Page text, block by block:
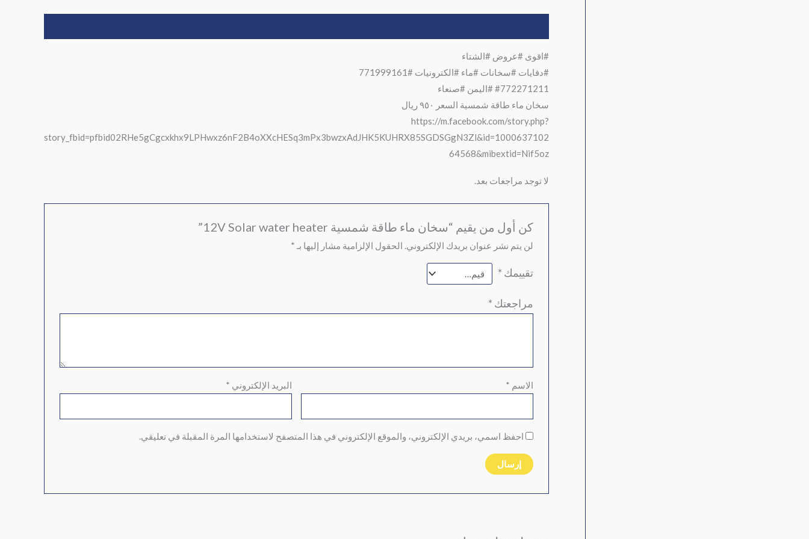
#اقوى #عروض #الشتاء
#دفايات #سخانات #ماء #الكترونيات #771999161
#772271211 #اليمن #صنعاء
سخان ماء طاقة شمسية السعر ٩٥٠ ريال
https://m.facebook.com/story.php?
story_fbid=pfbid02RHe5gCgcxkhx9LPHwxz6nF2B4oXXcHESq3mPx3bwzxAdJHK5KUHRX85SGDSGgN3Zl&id=1000637102
64568&mibextid=Nif5oz
لا توجد مراجعات بعد.
كن أول من يقيم “سخان ماء طاقة شمسية 12V Solar water heater”
لن يتم نشر عنوان بريدك الإلكتروني. الحقول الإلزامية مشار إليها بـ *
تقييمك *
مراجعتك *
الاسم * البريد الإلكتروني *
احفظ اسمي، بريدي الإلكتروني، والموقع الإلكتروني في هذا المتصفح لاستخدامها المرة المقبلة في تعليقي.